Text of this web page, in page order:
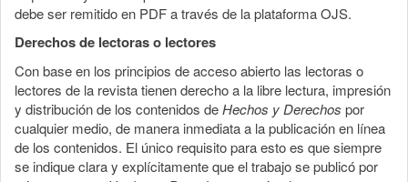
debe ser remitido en PDF a través de la plataforma OJS.
Derechos de lectoras o lectores
Con base en los principios de acceso abierto las lectoras o
lectores de la revista tienen derecho a la libre lectura, impresión
y distribución de los contenidos deHechos y Derechos por
cualquier medio, de manera inmediata a la publicación en línea
de los contenidos. El único requisito para esto es que siempre
se indique clara y explícitamente que el trabajo se publicó por